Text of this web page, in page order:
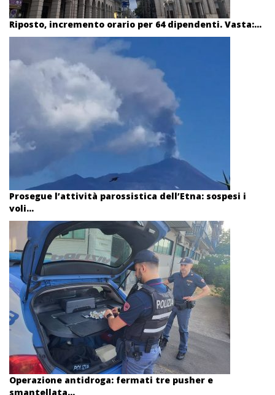
Riposto, incremento orario per 64 dipendenti. Vasta:...
Prosegue l’attività parossistica dell’Etna: sospesi i
voli...
Operazione antidroga: fermati tre pusher e
smantellata...